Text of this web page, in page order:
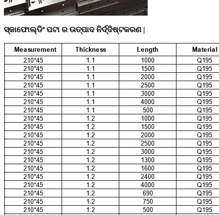
ସ୍କାଫୋଲ୍ଡିଂ ପଟା ର ଉତ୍ପାଦ ନିର୍ଦ୍ଦିଷ୍ଟକରଣ |